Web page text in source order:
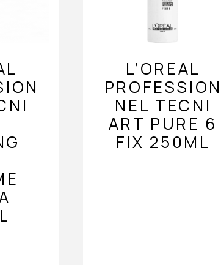
L’OREAL
NEL TECNI
ART PURE 6
FIX 250ML